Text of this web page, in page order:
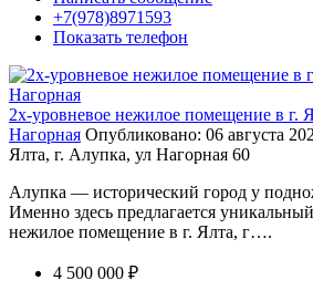
+7(978)8971593
Показать телефон
2х-уровневое нежилое помещение в г.
Нагорная Опубликовано: 06 августа
Ялта, г. Алупка, ул Нагорная 60
Алупка — исторический город у
Именно здесь предлагается
нежилое помещение в г. Ялта, г….
4 500 000 ₽